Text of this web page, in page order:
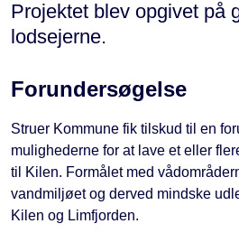
Projektet blev opgivet på
lodsejerne.
Forundersøgelse
Struer Kommune fik tilskud til en
mulighederne for at lave et eller
til Kilen. Formålet med
vandmiljøet og derved mindske
Kilen og Limfjorden.